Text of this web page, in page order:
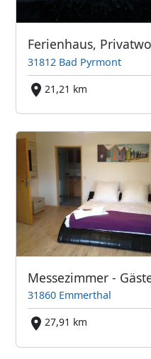
31812 Bad Pyrmont
21,21 km
31860 Emmerthal
27,91 km